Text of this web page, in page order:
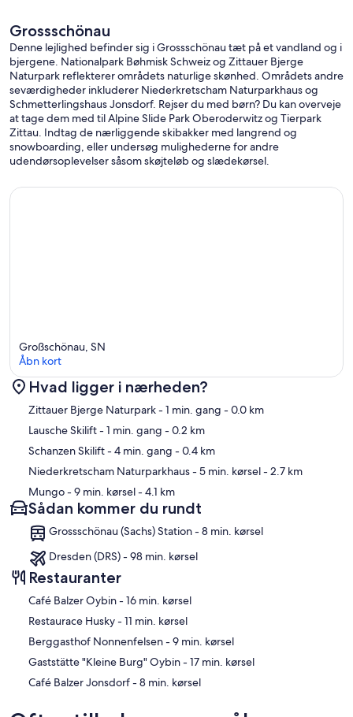
Grossschönau
Denne lejlighed befinder sig i Grossschönau tæt på et vandland og i
bjergene. Nationalpark Bøhmisk Schweiz og Zittauer Bjerge
Naturpark reflekterer områdets naturlige skønhed. Områdets andre
seværdigheder inkluderer Niederkretscham Naturparkhaus og
Schmetterlingshaus Jonsdorf. Rejser du med børn? Du kan overveje
at tage dem med til Alpine Slide Park Oberoderwitz og Tierpark
Zittau. Indtag de nærliggende skibakker med langrend og
snowboarding, eller undersøg mulighederne for andre
udendørsoplevelser såsom skøjteløb og slædekørsel.
Kort
Großschönau, SN
Åbn kort
Hvad ligger i nærheden?
Zittauer Bjerge Naturpark- 1 min. gang - 0.0 km
Lausche Skilift- 1 min. gang - 0.2 km
Schanzen Skilift- 4 min. gang - 0.4 km
Niederkretscham Naturparkhaus- 5 min. kørsel- 2.7 km
Mungo- 9 min. kørsel- 4.1 km
Sådan kommer du rundt
Grossschönau (Sachs) Station - 8 min. kørsel
Dresden (DRS) - 98 min. kørsel
Restauranter
‪Café Balzer Oybin - ‬16 min. kørsel
‪Restaurace Husky - ‬11 min. kørsel
‪Berggasthof Nonnenfelsen - ‬9 min. kørsel
‪Gaststätte "Kleine Burg" Oybin - ‬17 min. kørsel
‪Café Balzer Jonsdorf - ‬8 min. kørsel